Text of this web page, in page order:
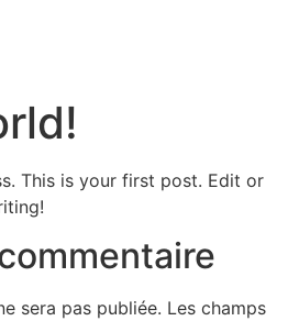
This is your first post. Edit or
sera pas publiée. Les champs